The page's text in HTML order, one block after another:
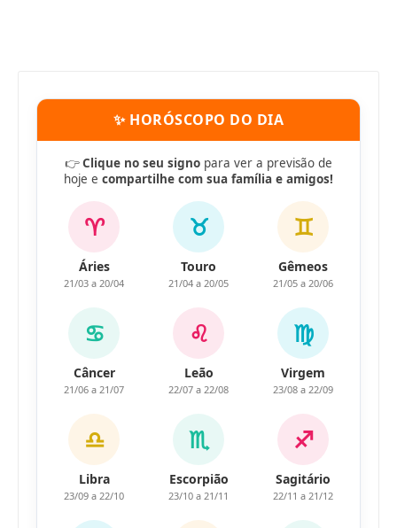
✨ HORÓSCOPO DO DIA
👉Clique no seu signo para ver a previsão de
hoje e compartilhe com sua família e amigos!
♈
Áries
21/03 a 20/04
♉
Touro
21/04 a 20/05
♊
Gêmeos
21/05 a 20/06
♋
Câncer
21/06 a 21/07
♌
Leão
22/07 a 22/08
♍
Virgem
23/08 a 22/09
♎
Libra
23/09 a 22/10
♏
Escorpião
23/10 a 21/11
♐
Sagitário
22/11 a 21/12